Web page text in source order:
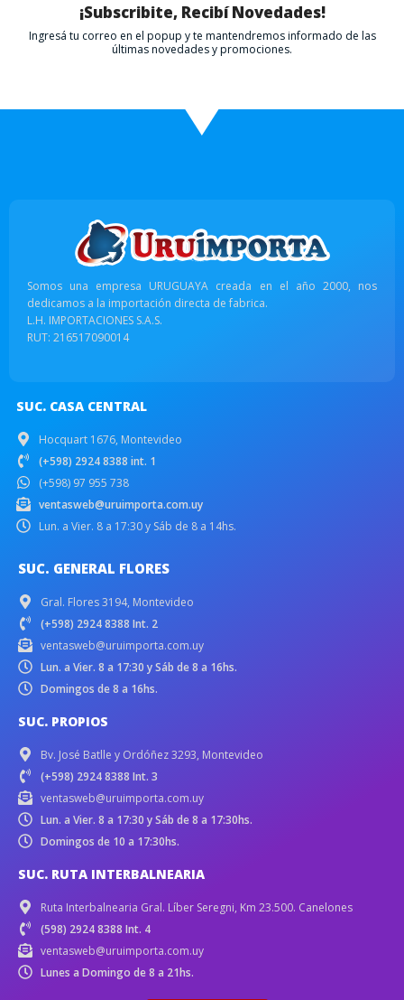
¡Subscribite, Recibí Novedades!
Ingresá tu correo en el popup y te mantendremos informado de las
últimas novedades y promociones.
Somos una empresa URUGUAYA creada en el año 2000, nos
dedicamos a la importación directa de fabrica.
L.H. IMPORTACIONES S.A.S.
RUT: 216517090014
SUC. CASA CENTRAL
Hocquart 1676, Montevideo
(+598) 2924 8388 int. 1
(+598) 97 955 738
ventasweb@uruimporta.com.uy
Lun. a Vier. 8 a 17:30 y Sáb de 8 a 14hs.
SUC. GENERAL FLORES
Gral. Flores 3194, Montevideo
(+598) 2924 8388 Int. 2
ventasweb@uruimporta.com.uy
Lun. a Vier. 8 a 17:30 y Sáb de 8 a 16hs.
Domingos de 8 a 16hs.
SUC. PROPIOS
Bv. José Batlle y Ordóñez 3293, Montevideo
(+598) 2924 8388 Int. 3
ventasweb@uruimporta.com.uy
Lun. a Vier. 8 a 17:30 y Sáb de 8 a 17:30hs.
Domingos de 10 a 17:30hs.
SUC. RUTA INTERBALNEARIA
Ruta Interbalnearia Gral. Líber Seregni, Km 23.500. Canelones
(598) 2924 8388 Int. 4
ventasweb@uruimporta.com.uy
Lunes a Domingo de 8 a 21hs.